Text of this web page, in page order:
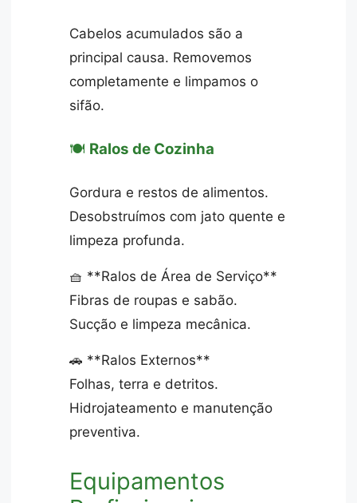
Cabelos acumulados são a
principal causa. Removemos
completamente e limpamos o
sifão.
🍽️ Ralos de Cozinha
Gordura e restos de alimentos.
Desobstruímos com jato quente e
limpeza profunda.
🧺 **Ralos de Área de Serviço**
Fibras de roupas e sabão.
Sucção e limpeza mecânica.
🚗 **Ralos Externos**
Folhas, terra e detritos.
Hidrojateamento e manutenção
preventiva.
Equipamentos